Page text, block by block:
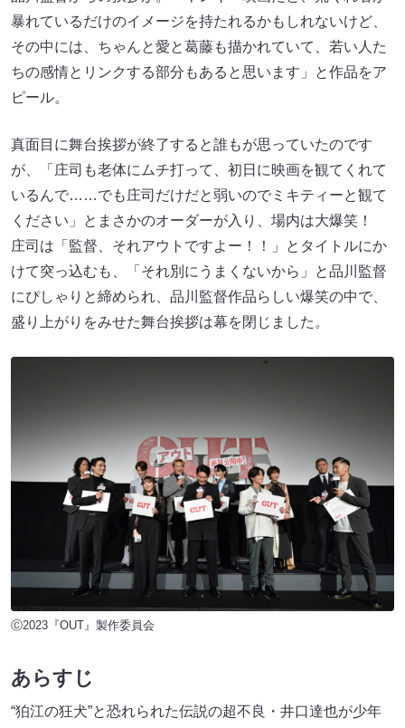
暴れているだけのイメージを持たれるかもしれないけど、
その中には、ちゃんと愛と葛藤も描かれていて、若い人た
ちの感情とリンクする部分もあると思います」と作品をア
ピール。
真面目に舞台挨拶が終了すると誰もが思っていたのです
が、「庄司も老体にムチ打って、初日に映画を観てくれて
いるんで……でも庄司だけだと弱いのでミキティーと観て
ください」とまさかのオーダーが入り、場内は大爆笑！
庄司は「監督、それアウトですよー！！」とタイトルにか
けて突っ込むも、「それ別にうまくないから」と品川監督
にぴしゃりと締められ、品川監督作品らしい爆笑の中で、
盛り上がりをみせた舞台挨拶は幕を閉じました。
Ⓒ2023『OUT』製作委員会
あらすじ
“狛江の狂犬”と恐れられた伝説の超不良・井口達也が少年